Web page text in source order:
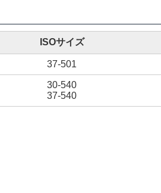
ISOサイズ
37-501
30-540
37-540